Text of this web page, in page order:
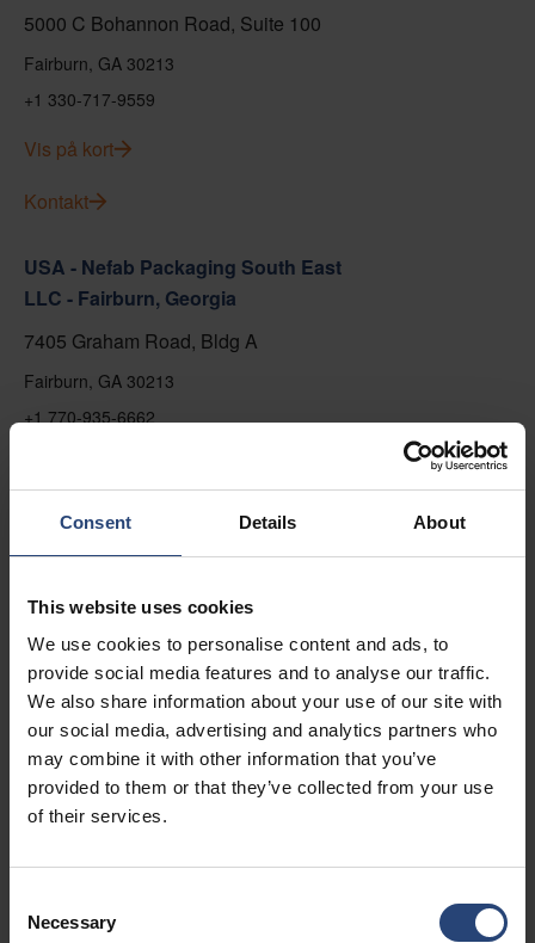
Consent Details About
This website uses cookies
We use cookies to personalise content and ads, to
provide social media features and to analyse our traffic.
We also share information about your use of our site with
our social media, advertising and analytics partners who
may combine it with other information that you’ve
provided to them or that they’ve collected from your use
of their services.
Selection
Necessary
5000 C Bohannon Road, Suite 100
Fairburn, GA 30213
+1 330-717-9559
Vis på kort
Kontakt
USA - Nefab Packaging South East
LLC - Fairburn, Georgia
7405 Graham Road, Bldg A
Fairburn, GA 30213
+1 770-935-6662
Kontakt
Illinois
1539 Hunter Rd
Hanover Park, IL 60133
+1 630-451-5345 x50103
Vis på kort
Massachusetts